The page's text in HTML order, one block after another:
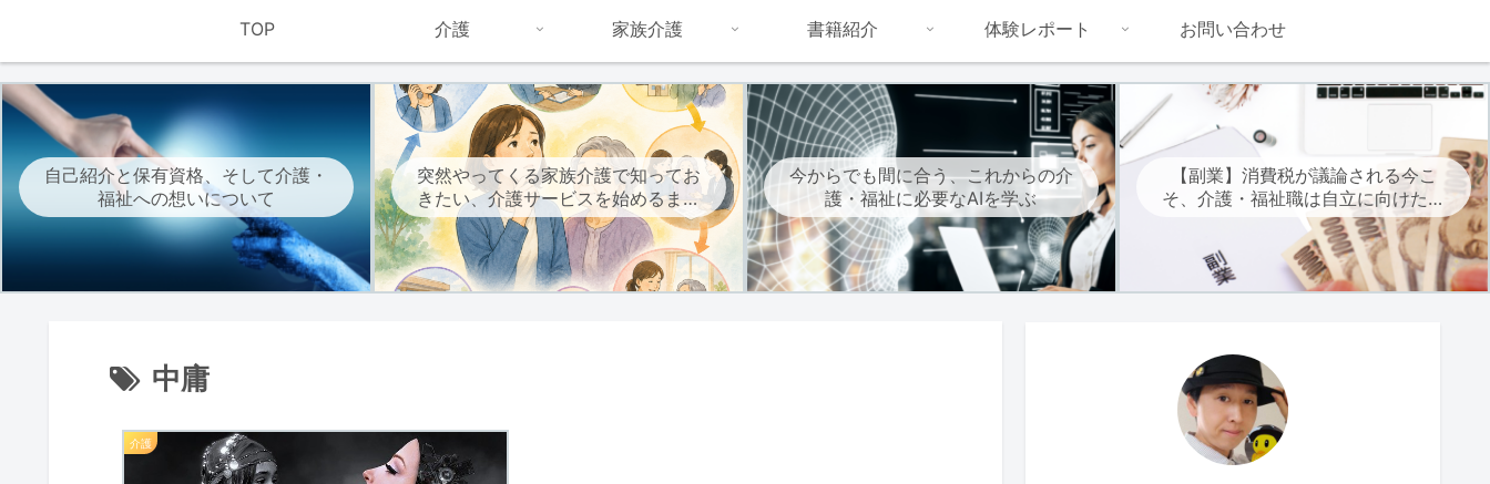
TOP 介護 家族介護 書籍紹介 体験レポート お問い合わせ
自己紹介と保有資格、そして介護・
福祉への想いについて
突然やってくる家族介護で知ってお
きたい、介護サービスを始めるまで
の流れ
今からでも間に合う、これからの介
護・福祉に必要なAIを学ぶ
【副業】消費税が議論される今こ
そ、介護・福祉職は自立に向けた副
業を考えよう
中庸
介護